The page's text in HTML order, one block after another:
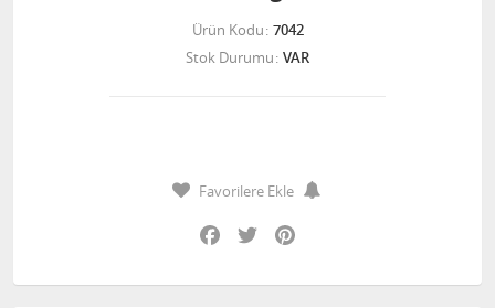
Ürün Kodu 7042
Stok Durumu VAR
Favorilere Ekle
Facebook
Twitter